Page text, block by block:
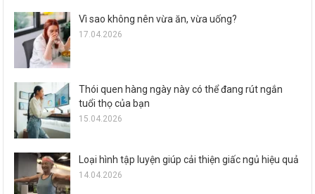
Vì sao không nên vừa ăn, vừa uống?
17.04.2026
Thói quen hàng ngày này có thể đang rút ngắn
tuổi thọ của bạn
15.04.2026
Loại hình tập luyện giúp cải thiện giấc ngủ hiệu quả
14.04.2026